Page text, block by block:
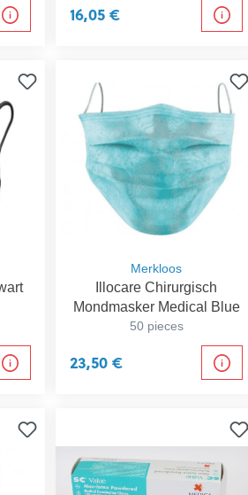
16,05 €
Merkloos
Illocare Chirurgisch
Mondmasker Medical Blue
50 pieces
23,50 €